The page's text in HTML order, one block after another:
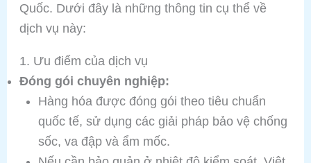
Quốc. Dưới đây là những thông tin cụ thể về
dịch vụ này:
1. Ưu điểm của dịch vụ
Đóng gói chuyên nghiệp:
Hàng hóa được đóng gói theo tiêu chuẩn
quốc tế, sử dụng các giải pháp bảo vệ chống
sốc, va đập và ẩm mốc.